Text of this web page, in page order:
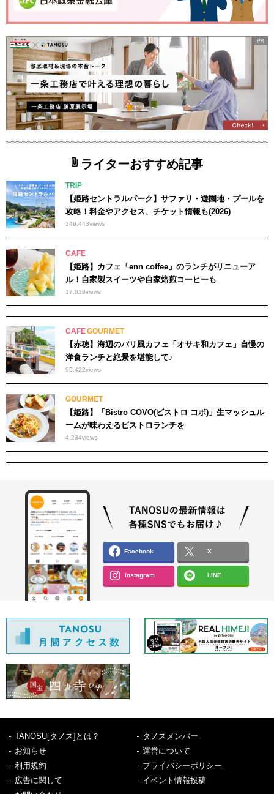
ライターおすすめ記事
TRIP
【姫路セントラルパーク】サファリ・遊園地・プールを
攻略！料金やアクセス、チケット情報も(2026)
349,443views
CAFE
【姫路】カフェ「enn coffee」のランチがリニューア
ル！自家製スイーツや自家焙煎コーヒーも
17,019views
CAFEGOURMET
【赤穂】海辺のバリ風カフェ「オサキ和カフェ」自慢の
洋食ランチと絶景を堪能して♪
95,422views
GOURMET
【姫路】「Bistro COVO(ビストロ コボ)」生マッシュル
ームが味わえるビストロランチを
4,234views
Facebook X
Instagram LINE
TANOSU[タノス]とは？
タノスメンバー
お知らせ
運営について
利用規約
プライバシーポリシー
広告に関して
イベント情報投稿